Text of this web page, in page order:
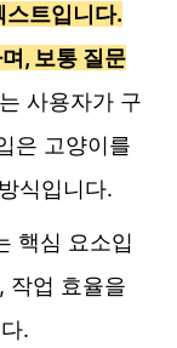
스트입니다.
, 보통 질문
사용자가 구
은 고양이를
식입니다.
핵심 요소입
작업 효율을
.